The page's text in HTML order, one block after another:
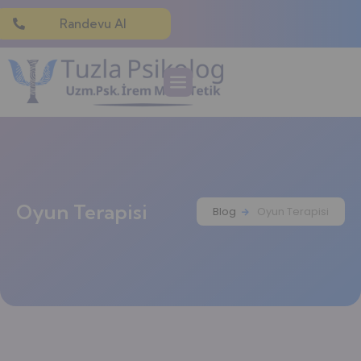
Randevu Al
Blog Oyun Terapisi
Oyun Terapisi